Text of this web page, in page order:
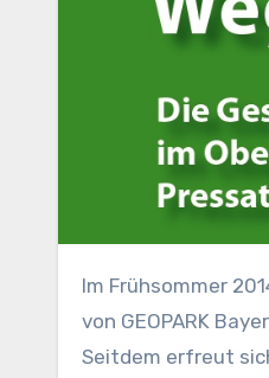
Im Frühsommer 2014 wurde der 50 Kilometer lange Themenradweg „Weg des Lebens“ als gemeinsames Projekt
von GEOPARK
Seitdem erfreut